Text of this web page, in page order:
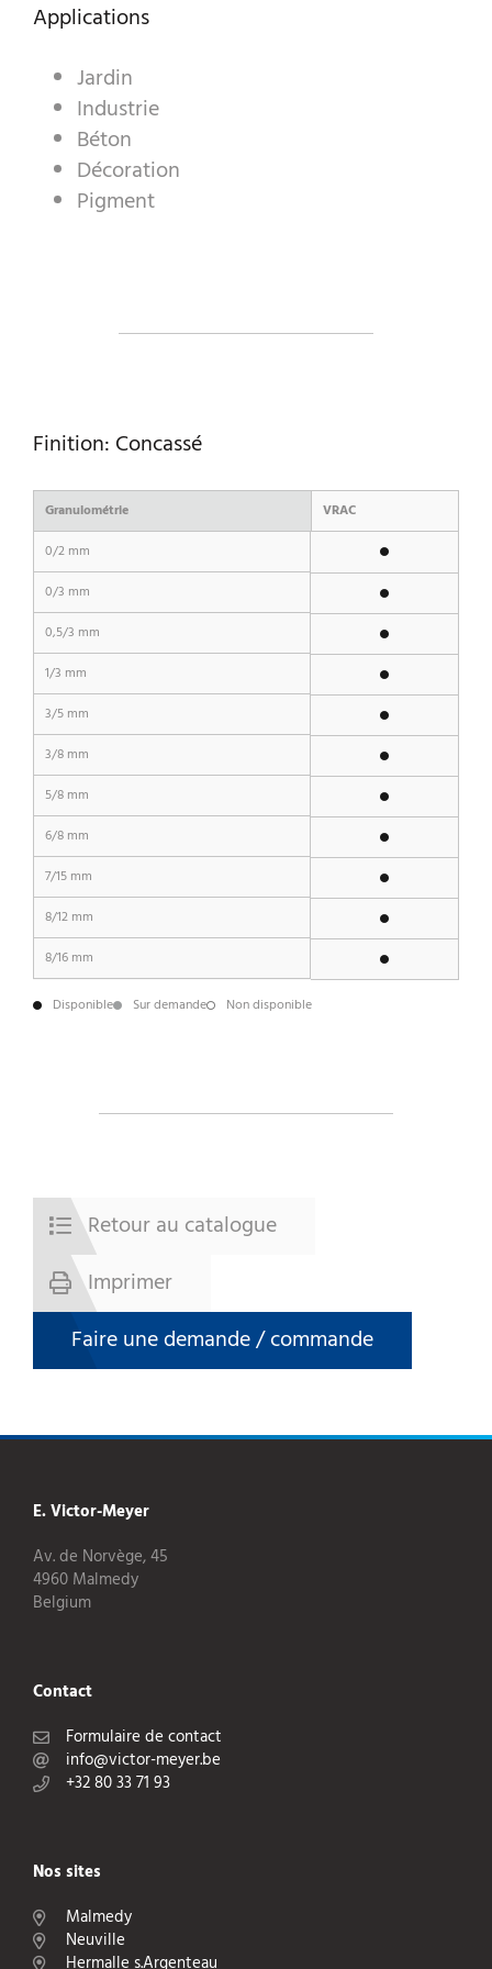
GRANULATS DÉCORATIFS
Applications
Jardin
Industrie
Béton
Décoration
Pigment
Finition: Concassé
Granulométrie
VRAC
0/2 mm
0/3 mm
0,5/3 mm
1/3 mm
3/5 mm
3/8 mm
5/8 mm
6/8 mm
7/15 mm
8/12 mm
8/16 mm
Disponible Sur demande Non disponible
Retour au catalogue
Imprimer
Faire une demande / commande
E. Victor-Meyer
Av. de Norvège, 45
4960 Malmedy
Belgium
Contact
Formulaire de contact
info@victor-meyer.be
+32 80 33 71 93
Nos sites
Malmedy
Neuville
Hermalle s.Argenteau